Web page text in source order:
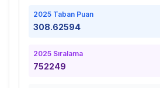
2025 Taban Puan
308.62594
2025 Sıralama
752249